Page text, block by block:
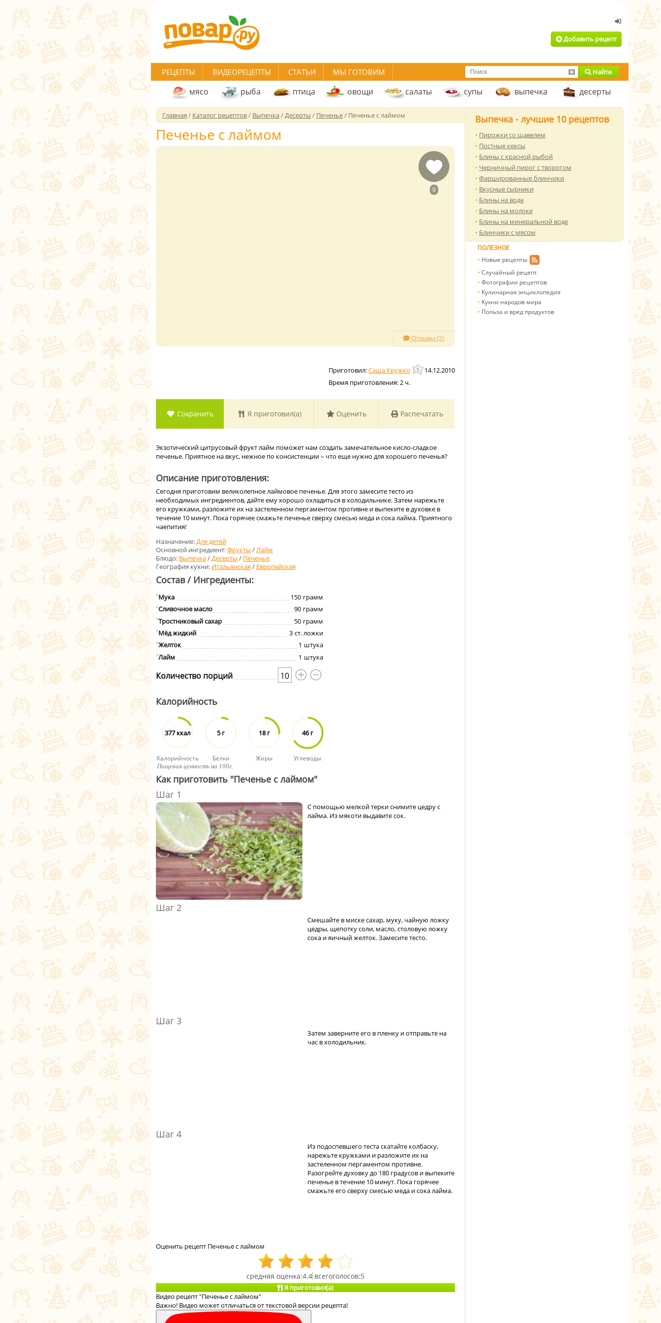
Добавить рецепт
РЕЦЕПТЫ ВИДЕОРЕЦЕПТЫ СТАТЬИ МЫ ГОТОВИМ Найти
мясо рыба птица овощи салаты супы выпечка десерты
Главная / Каталог рецептов/ Выпечка/Десерты / Печенье/ Печенье с лаймом
Печенье с лаймом
Отзывы (2)
9
Саша Кружко
14.12.2010
Время приготовления:2 ч.
Сохранить Я приготовил(а) Оценить Распечатать
Экзотический цитрусовый фрукт лайм поможет нам создать замечательное кисло-сладкое
печенье. Приятное на вкус, нежное по консистенции – что еще нужно для хорошего печенья?
Описание приготовления:
Сегодня приготовим великолепное лаймовое печенье. Для этого замесите тесто из
необходимых ингредиентов, дайте ему хорошо охладиться в холодильнике. Затем нарежьте
его кружками, разложите их на застеленном пергаментом противне и выпеките в духовке в
течение 10 минут. Пока горячее смажьте печенье сверху смесью меда и сока лайма. Приятного
чаепития!
Назначение:Для детей
Основной ингредиент:Фрукты /Лайм
Блюдо: Выпечка/Десерты / Печенье
География кухни: Итальянская/ Европейская
Состав / Ингредиенты:
Мука 150 грамм
Сливочное масло
90 грамм
Тростниковый сахар
50 грамм
Мёд жидкий
3 ст. ложки
Желток
1 штука
Лайм
1 штука
Количество порций 10
Калорийность
377 ккал
Калорийность
5 г
Белки
18 г
Жиры
46 г
Углеводы
Пищевая ценность на 100г.
Как приготовить "Печенье с лаймом"
С помощью мелкой терки снимите цедру с
лайма. Из мякоти выдавите сок.
Смешайте в миске сахар, муку, чайную ложку
цедры, щепотку соли, масло, столовую ложку
сока и яичный желток. Замесите тесто.
Затем заверните его в пленку и отправьте на
час в холодильник.
Из подоспевшего теста скатайте колбаску,
нарежьте кружками и разложите их на
застеленном пергаментом противне.
Разогрейте духовку до 180 градусов и выпеките
печенье в течение 10 минут. Пока горячее
смажьте его сверху смесью меда и сока лайма.
Оценить рецепт Печенье с лаймом
4.4 5
Я приготовил(а)
Видео рецепт "Печенье с лаймом"
Важно! Видео может отличаться от текстовой версии рецепта!
Выпечка - лучшие 10 рецептов
Пирожки со щавелем
Постные кексы
Блины с красной рыбой
Черничный пирог с творогом
Фаршированные блинчики
Вкусные сырники
Блины на воде
Блины на молоке
Блины на минеральной воде
Блинчики с мясом
ПОЛЕЗНОЕ
Новые рецепты
Случайный рецепт
Фотографии рецептов
Кулинарная энциклопедия
Кухни народов мира
Польза и вред продуктов